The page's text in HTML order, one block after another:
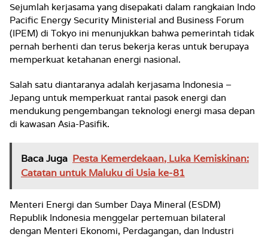
Sejumlah kerjasama yang disepakati dalam rangkaian Indo
Pacific Energy Security Ministerial and Business Forum
(IPEM) di Tokyo ini menunjukkan bahwa pemerintah tidak
pernah berhenti dan terus bekerja keras untuk berupaya
memperkuat ketahanan energi nasional.
Salah satu diantaranya adalah kerjasama Indonesia –
Jepang untuk memperkuat rantai pasok energi dan
mendukung pengembangan teknologi energi masa depan
di kawasan Asia-Pasifik.
Baca Juga Pesta Kemerdekaan, Luka Kemiskinan:
Catatan untuk Maluku di Usia ke-81
Menteri Energi dan Sumber Daya Mineral (ESDM)
Republik Indonesia menggelar pertemuan bilateral
dengan Menteri Ekonomi, Perdagangan, dan Industri